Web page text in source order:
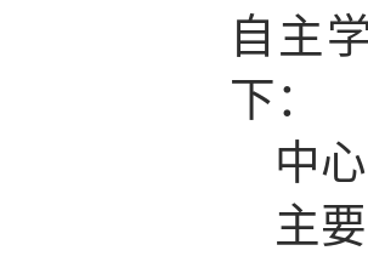
自主
下：
中
主